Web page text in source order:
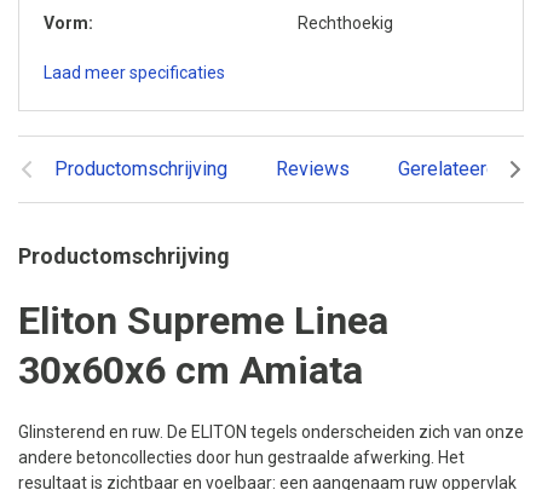
Productomschrijving Reviews Gerelateerde
Productomschrijving
Eliton Supreme Linea
30x60x6 cm Amiata
Glinsterend en ruw. De ELITON tegels onderscheiden zich van onze
andere betoncollecties door hun gestraalde afwerking. Het
resultaat is zichtbaar en voelbaar: een aangenaam ruw oppervlak
Vorm
Rechthoekig
Laad meer specificaties